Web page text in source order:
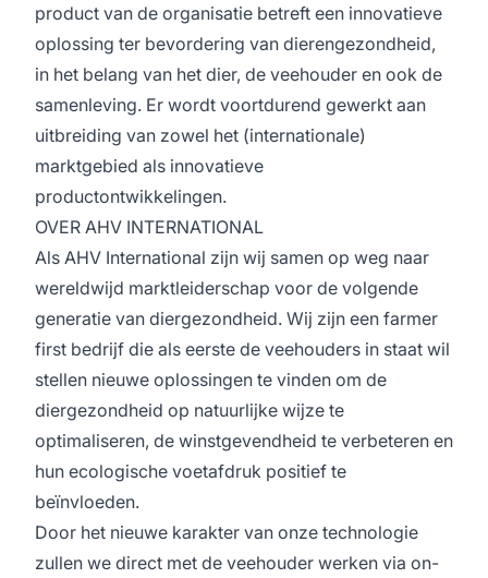
product van de organisatie betreft een innovatieve
oplossing ter bevordering van dierengezondheid,
in het belang van het dier, de veehouder en ook de
samenleving. Er wordt voortdurend gewerkt aan
uitbreiding van zowel het (internationale)
marktgebied als innovatieve
productontwikkelingen.
OVER AHV INTERNATIONAL
Als AHV International zijn wij samen op weg naar
wereldwijd marktleiderschap voor de volgende
generatie van diergezondheid. Wij zijn een farmer
first bedrijf die als eerste de veehouders in staat wil
stellen nieuwe oplossingen te vinden om de
diergezondheid op natuurlijke wijze te
optimaliseren, de winstgevendheid te verbeteren en
hun ecologische voetafdruk positief te
beïnvloeden.
Door het nieuwe karakter van onze technologie
zullen we direct met de veehouder werken via on-